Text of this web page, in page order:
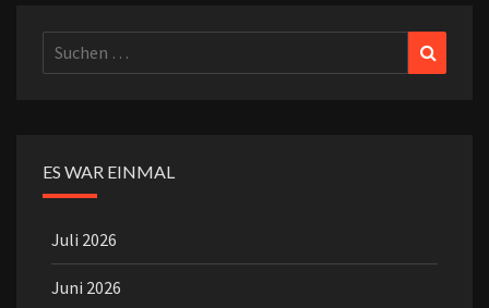
Suchen
nach:
ES WAR EINMAL
Juli 2026
Juni 2026